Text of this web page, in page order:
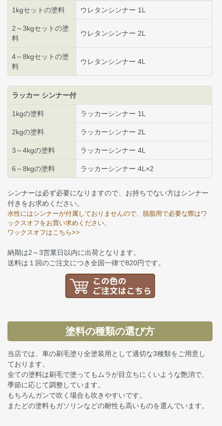
1kgセットの塗料 ウレタンシンナー 1L
2～3kgセットの塗
料
ウレタンシンナー 2L
4～8kgセットの塗
料
ウレタンシンナー 4L
ラッカー シンナー付
1kgの塗料 ラッカーシンナー 1L
2kgの塗料 ラッカーシンナー 2L
3～4kgの塗料 ラッカーシンナー 4L
6～8kgの塗料 ラッカーシンナー 4L×2
シンナーは必ず必要になりますので、お持ちでない方はシンナー
付きをお求めください。
水性にはシンナーが付属しておりませんので、脱脂用で必要な際はワ
ックスオフをお買い求めください。
ワックスオフはこちら>>
納期は2～3営業日以内に出荷となります。
送料は１回のご注文につき全国一律で820円です。
塗料の種類の選び方
当店では、車の刷毛塗り全塗装用として適切な3種類をご用意し
ております。
全ての塗料は刷毛で塗ってもムラが目立ちにくいような艶消で、
季節に応じて調整しています。
もちろんガンで吹く場合も吹きやすいです。
またどの塗料もガソリンなどの耐性も高いものを選んでいます。